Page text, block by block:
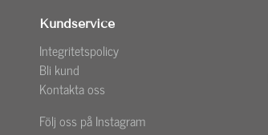
Kundservice
Integritetspolicy
Bli kund
Kontakta oss
Följ oss på Instagram